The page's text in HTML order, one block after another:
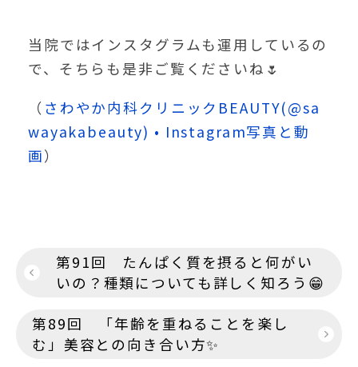
当院ではインスタグラムも運用しているの
で、そちらも是非ご覧くださいね🌷
（ さわやか内科クリニックBEAUTY(@sa
wayakabeauty) • Instagram写真と動
画）
稿
ビ
ゲ
第89回 「年齢を重ねることを楽し
む」美容との向き合い方✨
第91回 たんぱく質を摂ると何がい
いの？種類についても詳しく知ろう😁